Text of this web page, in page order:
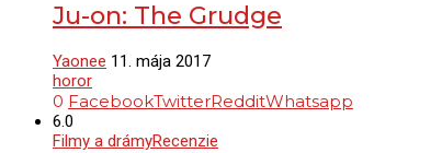
Ju-on: The Grudge
Yaonee 11. mája 2017
horor
0 FacebookTwitterRedditWhatsapp
6.0
Filmy a drámyRecenzie